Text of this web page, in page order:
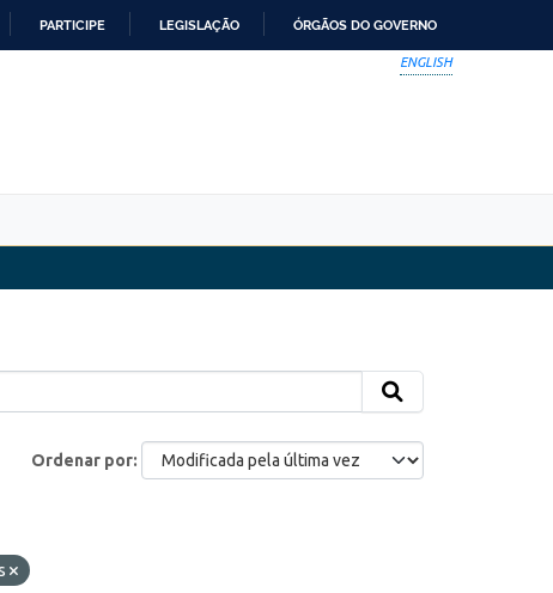
PARTICIPE LEGISLAÇÃO ÓRGÃOS DO GOVERNO
ENGLISH
Ordenar por